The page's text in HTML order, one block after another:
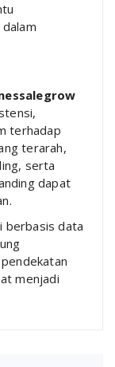
terhadap
terarah,
serta
dapat
berbasis data
menjadi